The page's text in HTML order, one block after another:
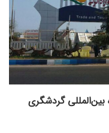
بین‌المللی گردشگری